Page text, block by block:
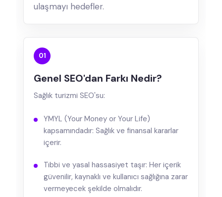
ulaşmayı hedefler.
01
Genel SEO'dan Farkı Nedir?
Sağlık turizmi SEO'su:
YMYL (Your Money or Your Life)
kapsamındadır: Sağlık ve finansal kararlar
içerir.
Tıbbi ve yasal hassasiyet taşır: Her içerik
güvenilir, kaynaklı ve kullanıcı sağlığına zarar
vermeyecek şekilde olmalıdır.